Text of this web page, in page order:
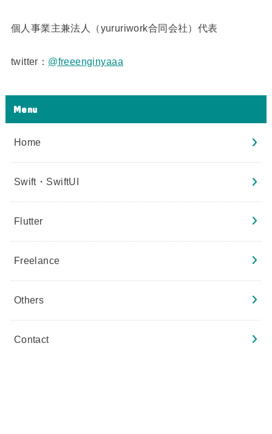
個人事業主兼法人（yururiwork合同会社）代表
twitter： @freeenginyaaa
Menu
Home
Swift・SwiftUI
Flutter
Freelance
Others
Contact